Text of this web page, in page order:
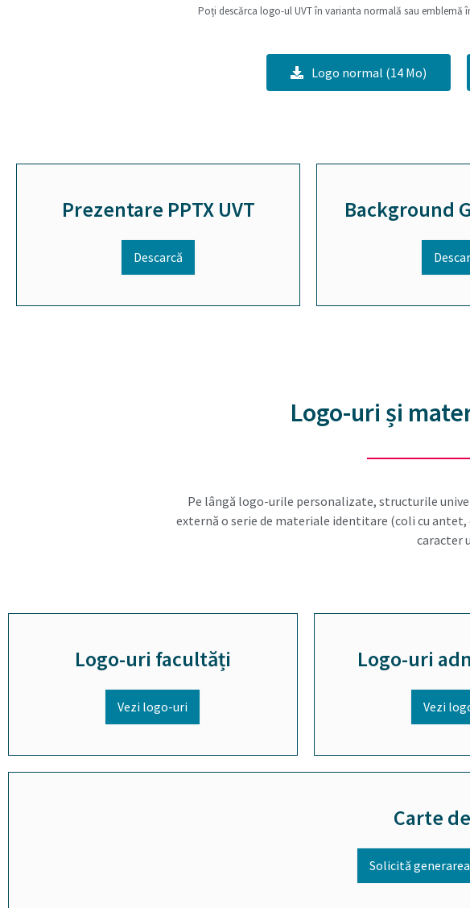
Poți descărca logo-ul UVT în varianta normală sau
Logo normal (14 Mo)
Prezentare PPTX UVT
Descarcă
Background
Logo-uri și
Pe lângă logo-urile personalizate, structurile
externă o serie de materiale identitare (coli cu
caracter
Logo-uri facultăți
Vezi logo-uri
Logo-uri
Vezi
Carte
Solicită